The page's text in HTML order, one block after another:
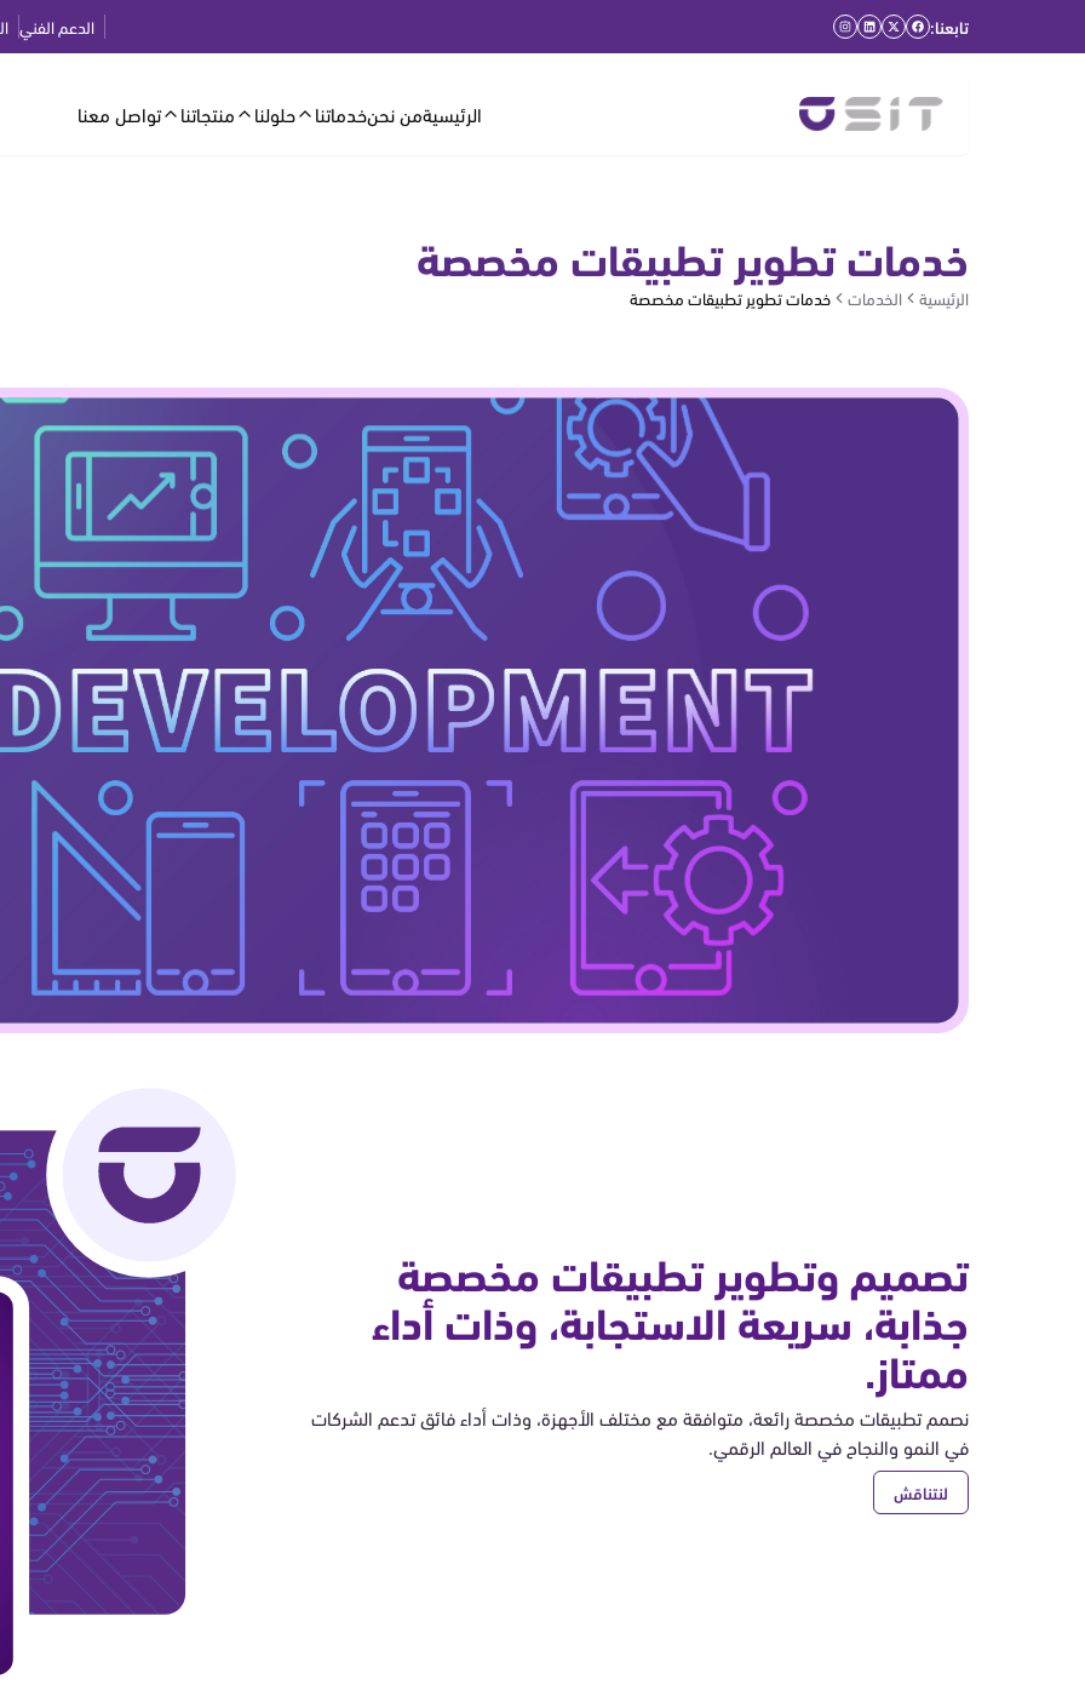
تابعنا: الدعم الفني
الرئيسيةمن نحنخدماتنا حلولنا منتجاتنا تواصل معنا
خدمات تطوير تطبيقات مخصصة
الرئيسية الخدمات خدمات تطوير تطبيقات مخصصة
تصميم وتطوير تطبيقات مخصصة
جذابة، سريعة الاستجابة، وذات أداء
ممتاز.
نصمم تطبيقات مخصصة رائعة، متوافقة مع مختلف الأجهزة، وذات أداء فائق تدعم الشركات
في النمو والنجاح في العالم الرقمي.
لنتناقش